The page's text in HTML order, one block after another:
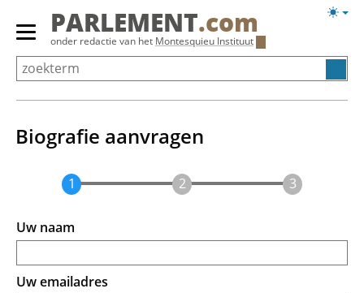
Overslaan
Primair
menu
tonen/verbergen
PARLEMENT.com
onder redactie van het Montesquieu Instituut
Biografie aanvragen
Uw naam
Uw emailadres